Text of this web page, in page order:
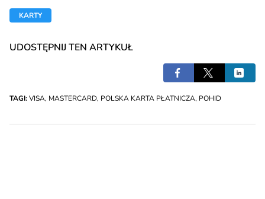
KARTY
UDOSTĘPNIJ TEN ARTYKUŁ
TAGI:VISA, MASTERCARD, POLSKA KARTA PŁATNICZA, POHID